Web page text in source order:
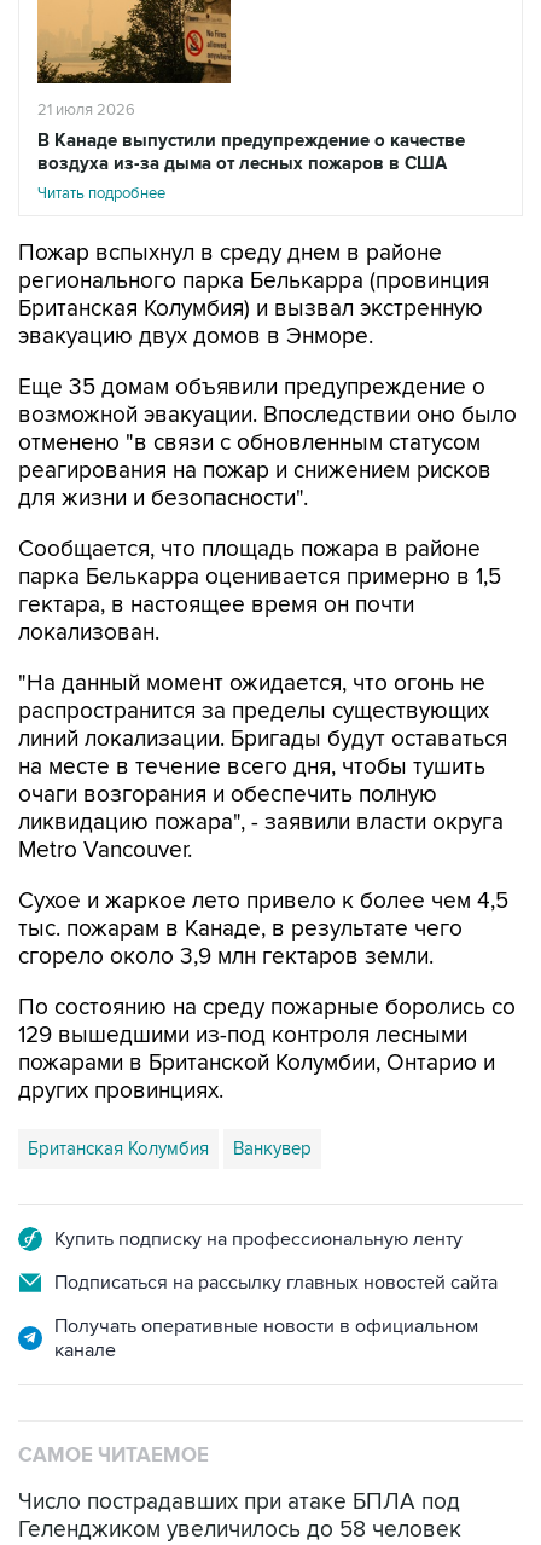
21 июля 2026
В Канаде выпустили предупреждение о качестве
воздуха из-за дыма от лесных пожаров в США
Читать подробнее
Пожар вспыхнул в среду днем в районе
регионального парка Белькарра (провинция
Британская Колумбия) и вызвал экстренную
эвакуацию двух домов в Энморе.
Еще 35 домам объявили предупреждение о
возможной эвакуации. Впоследствии оно было
отменено "в связи с обновленным статусом
реагирования на пожар и снижением рисков
для жизни и безопасности".
Сообщается, что площадь пожара в районе
парка Белькарра оценивается примерно в 1,5
гектара, в настоящее время он почти
локализован.
"На данный момент ожидается, что огонь не
распространится за пределы существующих
линий локализации. Бригады будут оставаться
на месте в течение всего дня, чтобы тушить
очаги возгорания и обеспечить полную
ликвидацию пожара", - заявили власти округа
Metro Vancouver.
Сухое и жаркое лето привело к более чем 4,5
тыс. пожарам в Канаде, в результате чего
сгорело около 3,9 млн гектаров земли.
По состоянию на среду пожарные боролись со
129 вышедшими из-под контроля лесными
пожарами в Британской Колумбии, Онтарио и
других провинциях.
Британская Колумбия Ванкувер
Купить подписку на профессиональную ленту
Подписаться на рассылку главных новостей сайта
Получать оперативные новости в официальном
канале
САМОЕ ЧИТАЕМОЕ
Число пострадавших при атаке БПЛА под
Геленджиком увеличилось до 58 человек